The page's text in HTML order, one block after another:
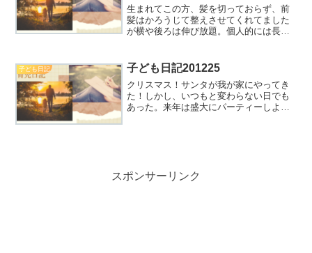
生まれてこの方、髪を切っておらず、前
髪はかろうじて整えさせてくれてました
が横や後ろは伸び放題。個人的には長い
ょう。
子ども日記 子ども日記201225
クリスマス！サンタが我が家にやってき
た！しかし、いつもと変わらない日でも
あった。来年は盛大にパーティーしよ
スポンサーリンク